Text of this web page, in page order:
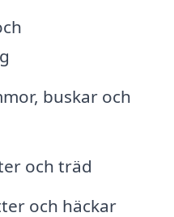
buskar och
och träd
och häckar